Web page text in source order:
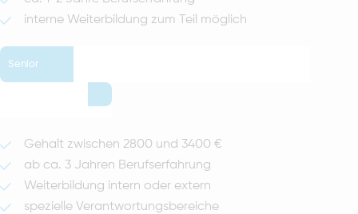
interne Weiterbildung zum Teil möglich
Senior
Gehalt zwischen 2800 und 3400 €
ab ca. 3 Jahren Berufserfahrung
Weiterbildung intern oder extern
spezielle Verantwortungsbereiche